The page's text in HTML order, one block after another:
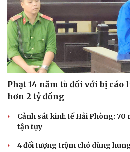
Phạt 14 năm tù đối với bị cáo
hơn 2 tỷ đồng
Cảnh sát kinh tế Hải Phòng:
tận tụy
4 đối tượng trộm chó dùng